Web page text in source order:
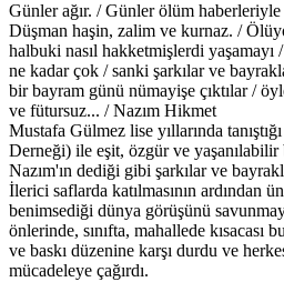
Günler ağır. / Günler ölüm
Düşman haşin, zalim ve kurnaz. /
halbuki nasıl hakketmişlerdi yaşamayı
ne kadar çok / sanki şarkılar ve
bir bayram günü nümayişe çıktılar /
ve fütursuz... / Nazım Hikmet
Mustafa Gülmez lise yıllarında
Derneği) ile eşit, özgür ve yaşanılabilir
Nazım'ın dediği gibi şarkılar ve
İlerici saflarda katılmasının ardından
benimsediği dünya görüşünü
önlerinde, sınıfta, mahallede kısacası
ve baskı düzenine karşı durdu ve
mücadeleye çağırdı.